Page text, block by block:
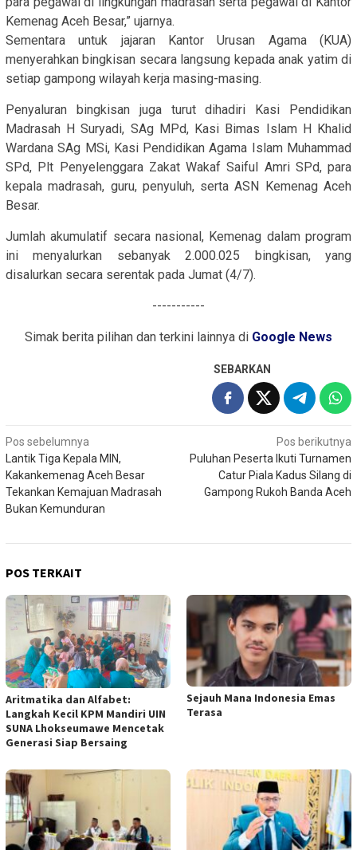
Kemenag Aceh Besar,” ujarnya.
Sementara untuk jajaran Kantor Urusan Agama (KUA)
menyerahkan bingkisan secara langsung kepada anak yatim di
setiap gampong wilayah kerja masing-masing.
Penyaluran bingkisan juga turut dihadiri Kasi Pendidikan
Madrasah H Suryadi, SAg MPd, Kasi Bimas Islam H Khalid
Wardana SAg MSi, Kasi Pendidikan Agama Islam Muhammad
SPd, Plt Penyelenggara Zakat Wakaf Saiful Amri SPd, para
kepala madrasah, guru, penyuluh, serta ASN Kemenag Aceh
Besar.
Jumlah akumulatif secara nasional, Kemenag dalam program
ini menyalurkan sebanyak 2.000.025 bingkisan, yang
disalurkan secara serentak pada Jumat (4/7).
-----------
Simak berita pilihan dan terkini lainnya di Google News
SEBARKAN
Navigasi
pos
Pos sebelumnya
Lantik Tiga Kepala MIN,
Kakankemenag Aceh Besar
Tekankan Kemajuan Madrasah
Bukan Kemunduran
Pos berikutnya
Puluhan Peserta Ikuti Turnamen
Catur Piala Kadus Silang di
Gampong Rukoh Banda Aceh
POS TERKAIT
Aritmatika dan Alfabet:
Langkah Kecil KPM Mandiri UIN
SUNA Lhokseumawe Mencetak
Generasi Siap Bersaing
Sejauh Mana Indonesia Emas
Terasa